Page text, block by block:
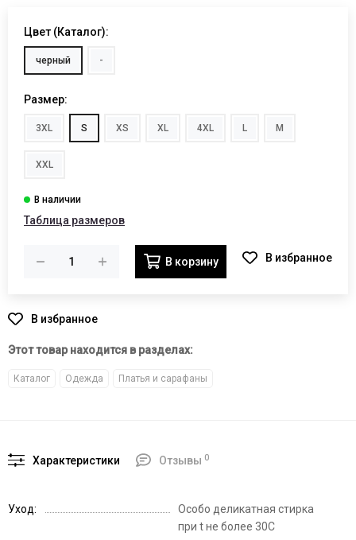
Цвет (Каталог):
черный -
Размер:
3XL S XS XL 4XL L M
XXL
Таблица размеров
В корзину
Этот товар находится в разделах:
Каталог Одежда Платья и сарафаны
Характеристики Отзывы 0
Уход
Особо деликатная стирка
при t не более 30С